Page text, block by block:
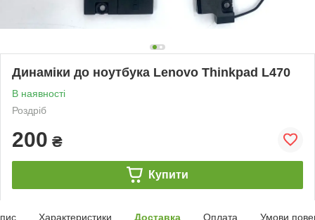
Динаміки до ноутбука Lenovo Thinkpad L470
В наявності
Роздріб
200 ₴
Купити
Характеристики Доставка Оплата Умови